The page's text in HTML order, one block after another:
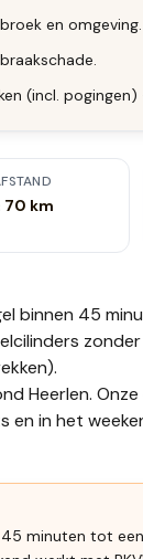
en omgeving.
(incl.
70 km
binnen 45
Heerlen.
en in het
45 minuten tot